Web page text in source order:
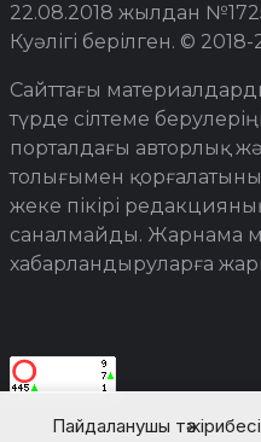
Пайдаланушы
22.08.2018 жылдан
Куәлігі берілген. ©
Сайттағы
түрде сілтеме
порталдағы авторлық
толығымен
жеке пікірі
саналмайды. Жарнама
хабарландыруларға